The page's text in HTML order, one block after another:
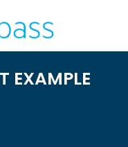
EXAMPLE